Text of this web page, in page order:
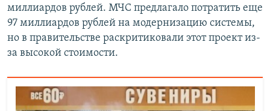
миллиардов рублей. МЧС предлагало потратить еще
97 миллиардов рублей на модернизацию системы,
но в правительстве раскритиковали этот проект из-
за высокой стоимости.